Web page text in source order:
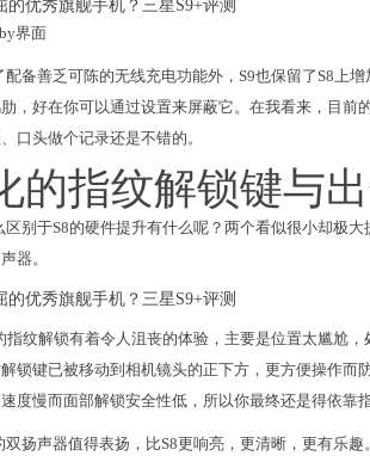
界面
配备善乏可陈的无线充电功能外，S9也保留了S8上
，好在你可以通过设置来屏蔽它。在我看来，目
口头做个记录还是不错的。
的指纹解锁键与
区别于S8的硬件提升有什么呢？两个看似很小却极
器。
指纹解锁有着令人沮丧的体验，主要是位置太尴尬
锁键已被移动到相机镜头的正下方，更方便操作而
度慢而面部解锁安全性低，所以你最终还是得依靠指
双扬声器值得表扬，比S8更响亮，更清晰，更有乐